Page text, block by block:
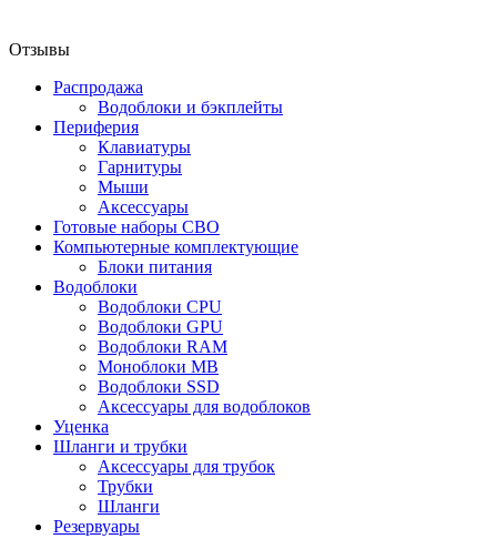
Отзывы
Распродажа
Водоблоки и бэкплейты
Периферия
Клавиатуры
Гарнитуры
Мыши
Аксессуары
Готовые наборы СВО
Компьютерные комплектующие
Блоки питания
Водоблоки
Водоблоки CPU
Водоблоки GPU
Водоблоки RAM
Моноблоки MB
Водоблоки SSD
Аксессуары для водоблоков
Уценка
Шланги и трубки
Аксессуары для трубок
Трубки
Шланги
Резервуары